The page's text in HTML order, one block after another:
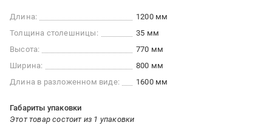
Длина:
1200 мм
Толщина столешницы:
35 мм
Высота:
770 мм
Ширина:
800 мм
Длина в разложенном виде:
1600 мм
Габариты упаковки
Этот товар состоит из 1 упаковки